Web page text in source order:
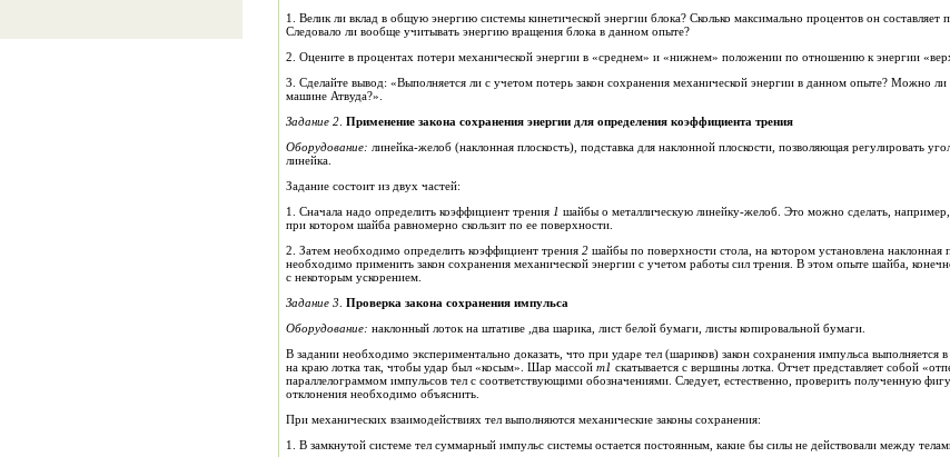
1. Велик ли вклад в общую энергию системы кинетической энергии блока? Сколько максимально процентов он
Следовало ли вообще учитывать энергию вращения блока в данном опыте?
2. Оцените в процентах потери механической энергии в «среднем» и «нижнем» положении по отношению к энергии
3. Сделайте вывод: «Выполняется ли с учетом потерь закон сохранения механической энергии в данном опыте? Можно
машине Атвуда?».
Задание 2 Применение закона сохранения энергии для определения коэффициента трения
Оборудование: линейка-желоб (наклонная плоскость), подставка для наклонной плоскости, позволяющая регулировать угол ее наклона, шайба (шашка),
линейка.
Задание состоит из двух частей:
1. Сначала надо определить коэффициент трения 1 шайбы о металлическую линейку-желоб. Это можно сделать, например,
при котором шайба равномерно скользит по ее поверхности.
2. Затем необходимо определить коэффициент трения 2 шайбы по поверхности стола, на котором установлена
необходимо применить закон сохранения механической энергии с учетом работы сил трения. В этом опыте шайба,
с некоторым ускорением.
Задание 3 Проверка закона сохранения импульса
Оборудование: наклонный лоток на штативе два шарика, лист белой бумаги, листы копировальной бумаги.
В задании необходимо экспериментально доказать, что при ударе тел (шариков) закон сохранения импульса
на краю лотка так, чтобы удар был «косым». Шар массой m1 скатывается с вершины лотка. Отчет представляет собой
параллелограммом импульсов тел с соответствующими обозначениями. Следует, естественно, проверить полученную
отклонения необходимо объяснить.
При механических взаимодействиях тел выполняются механические законы сохранения:
1. В замкнутой системе тел суммарный импульс системы остается постоянным, какие бы силы не действовали между